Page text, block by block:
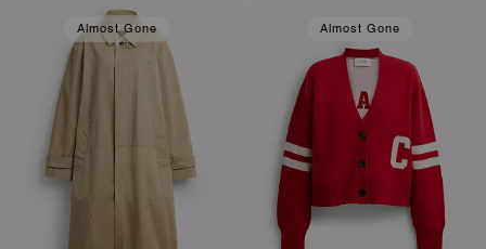
Almost Gone Almost Gone